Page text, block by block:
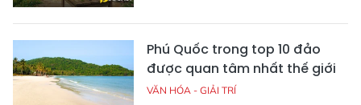
Phú Quốc trong top 10 đảo
được quan tâm nhất thế giới
VĂN HÓA - GIẢI TRÍ